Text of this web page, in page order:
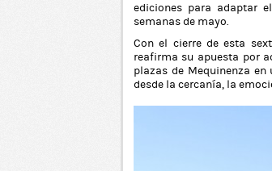
ediciones para adaptar
semanas de mayo.
Con el cierre de esta
reafirma su apuesta por
plazas de Mequinenza
desde la cercanía, la